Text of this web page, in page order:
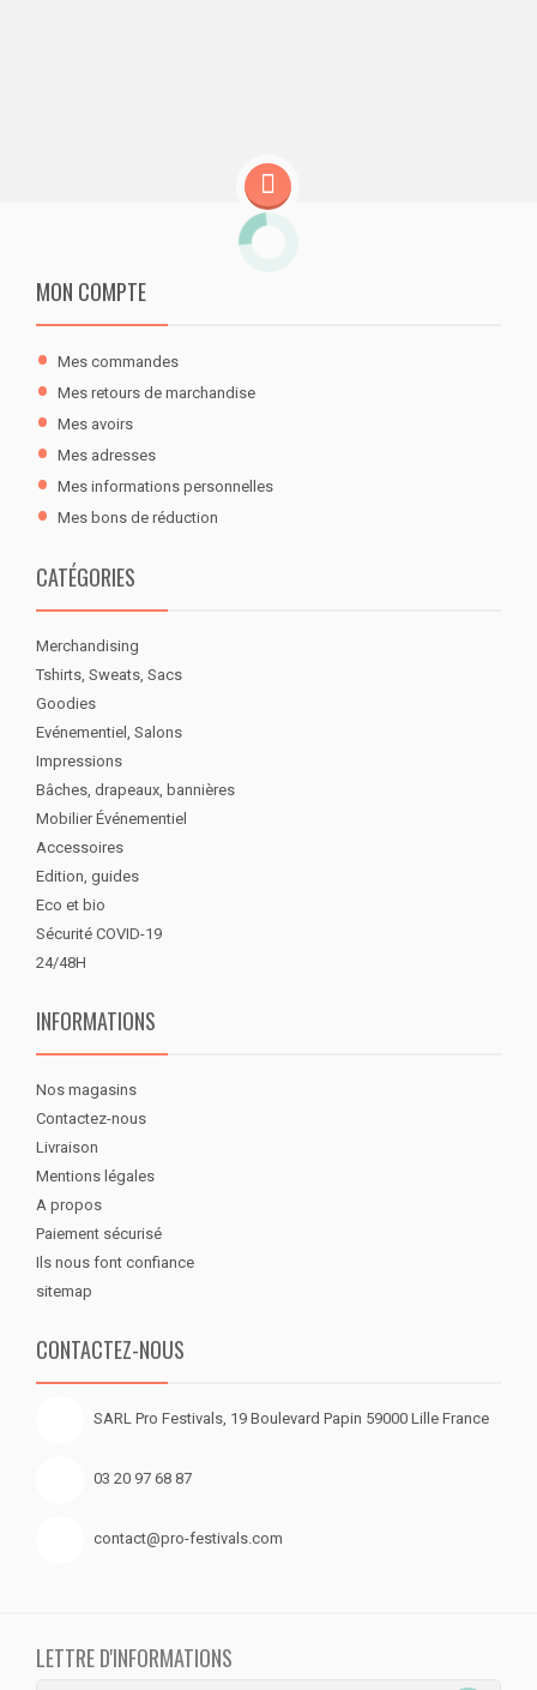
MON COMPTE
Mes commandes
Mes retours de marchandise
Mes avoirs
Mes adresses
Mes informations personnelles
Mes bons de réduction
CATÉGORIES
Merchandising
Tshirts, Sweats, Sacs
Goodies
Evénementiel, Salons
Impressions
Bâches, drapeaux, bannières
Mobilier Événementiel
Accessoires
Edition, guides
Eco et bio
Sécurité COVID-19
24/48H
INFORMATIONS
Nos magasins
Contactez-nous
Livraison
Mentions légales
A propos
Paiement sécurisé
Ils nous font confiance
sitemap
CONTACTEZ-NOUS
SARL Pro Festivals, 19 Boulevard Papin 59000 Lille France
03 20 97 68 87
contact@pro-festivals.com
LETTRE D'INFORMATIONS